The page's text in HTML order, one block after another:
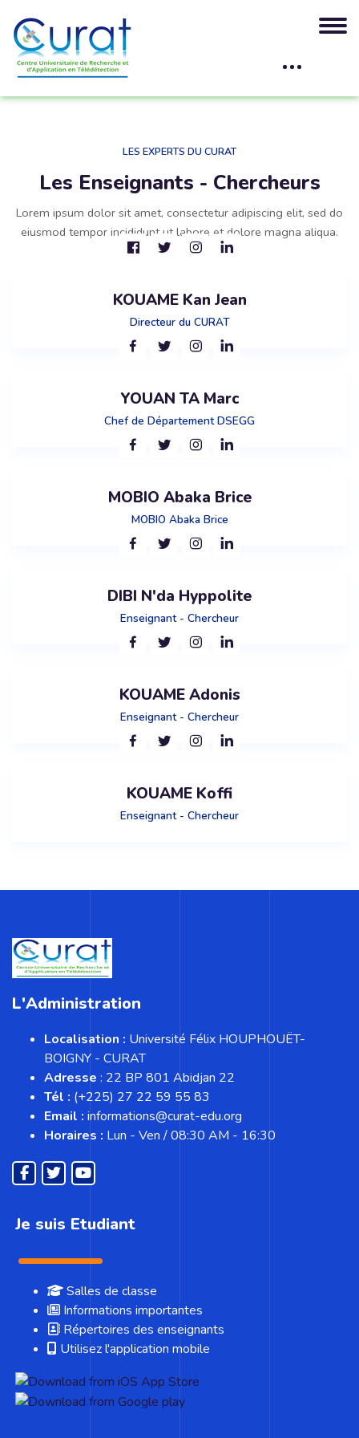
Blocs
Passer [Edmo] Instructor Area
LES EXPERTS DU CURAT
Les Enseignants - Chercheurs​
Lorem ipsum dolor sit amet, consectetur adipiscing elit, sed do
eiusmod tempor incididunt ut labore et dolore magna aliqua.
KOUAME Kan Jean
Directeur du CURAT
YOUAN TA Marc
Chef de Département DSEGG
MOBIO Abaka Brice
MOBIO Abaka Brice
DIBI N'da Hyppolite
Enseignant - Chercheur
KOUAME Adonis
Enseignant - Chercheur
KOUAME Koffi
Enseignant - Chercheur
L'Administration
Localisation : Université Félix HOUPHOUËT-
BOIGNY - CURAT
Adresse : 22 BP 801 Abidjan 22
Tél : (+225) 27 22 59 55 83
Email : informations@curat-edu.org
Horaires : Lun - Ven / 08:30 AM - 16:30
Je suis Etudiant
Salles de classe
Informations importantes
Répertoires des enseignants
Utilisez l'application mobile